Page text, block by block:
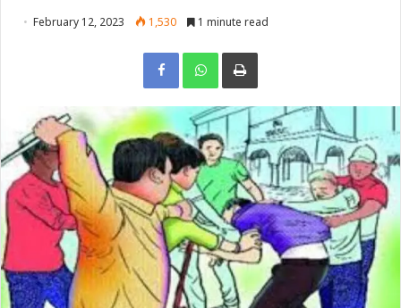
February 12, 2023 1,530 1 minute read
Print